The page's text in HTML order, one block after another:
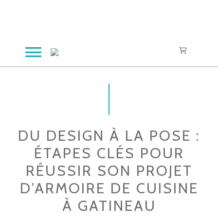
contenu
DU DESIGN À LA POSE :
ÉTAPES CLÉS POUR
RÉUSSIR SON PROJET
D’ARMOIRE DE CUISINE
À GATINEAU